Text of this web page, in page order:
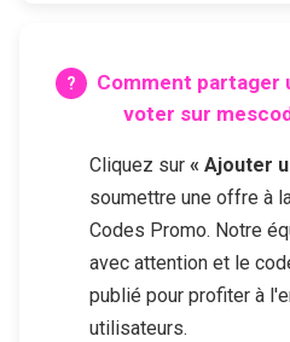
Comment partager
voter sur
Cliquez sur « Ajouter
soumettre une offre à
Codes Promo. Notre
avec attention et le
publié pour profiter à
utilisateurs.